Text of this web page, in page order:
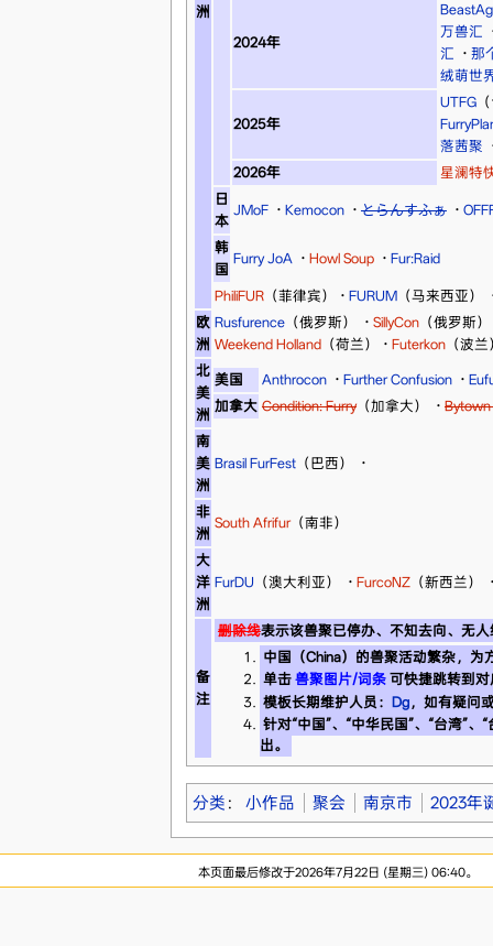
洲
2024年
万兽汇
汇 · 那
绒萌世
2025年
UTFG
落茜聚
2026年
星澜特
日
本
JMoF · Kemocon · とらんすふぁ ·
韩
国
Furry JoA · Howl Soup · Fur:Raid
PhiliFUR（菲律宾） · FURUM（马来西亚）
欧
洲
Rusfurence（俄罗斯） · SillyCon（俄罗斯）
Weekend Holland（荷兰） · Futerkon（波兰
北
美
洲
美国 Anthrocon · Further Confusion ·
加拿大 Condition: Furry（加拿大） · Bytown
南
美
洲
Brasil FurFest（巴西） ·
非
洲
South Afrifur（南非）
大
洋
洲
FurDU （澳大利亚） · FurcoNZ（新西兰）
备
注
删除线表示该兽聚已停办、不知去向、无
中国（China）的兽聚活动繁杂，为
单击 兽聚图片/词条 可快捷跳转到
模板长期维护人员： Dg ，如有疑问
针对“中国”、“中华民国”、“台湾”
出。
分类 ： 小作品 聚会 南京市 2023年
本页面最后修改于2026年7月22日 (星期三) 06:40。